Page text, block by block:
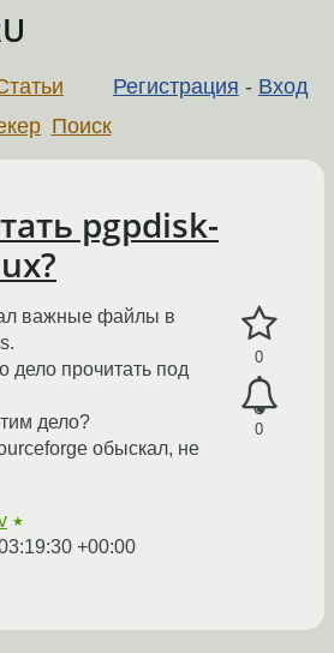
Регистрация - Вход
Поиск
pgpdisk-
0
0
важные файлы в
дело прочитать под
дело?
обыскал, не
★
+00:00